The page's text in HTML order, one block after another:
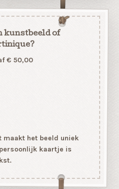
kunstbeeld of
€ 50,00
maakt het beeld uniek
kaartje is